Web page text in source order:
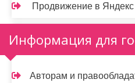
Продвижение в Яндекс
Информация для
Авторам и